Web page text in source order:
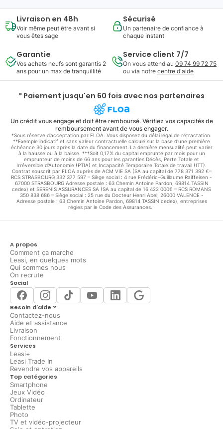
Livraison en 48h
Voir même peut être avant si
vous êtes sage
Sécurisé
Un partenaire de confiance à
chaque instant
Garantie
Vos achats neufs sont garantis 2
ans pour un max de tranquillité
Service client 7/7
On vous attend au 09 74 99 72 75
ou via notre centre d'aide
* Paiement jusqu'en 60 fois avec nos partenaires
Un crédit vous engage et doit être remboursé. Vérifiez vos capacités de
remboursement avant de vous engager.
*Sous réserve d’acceptation par FLOA. Vous disposez du délai légal de rétractation.
**Exemple indicatif et sans valeur contractuelle calculé sur la base d'une première
échéance 30 jours après la date du financement. La dernière mensualité peut varier
à la hausse ou à la baisse. ***Soit 0,17% du capital emprunté par mois pour un
emprunteur de moins de 66 ans pour les garanties Décès, Perte Totale et
Irréversible d'Autonomie (PTIA) et Incapacité Temporaire Totale de travail (ITT).
Contrat souscrit par FLOA auprès de ACM VIE SA (SA au capital de 778 371 392 €–
RCS STRASBOURG 332 377 597 – Siège social : 4 rue Frédéric-Guillaume Raiffeisen -
67000 STRASBOURG Adresse postale : 63 Chemin Antoine Pardon, 69814 TASSIN
cedex) et SERENIS ASSURANCES SA (SA au capital de 16 422 000€ – RCS ROMANS
350 838 686 – Siège social : 25 rue du Docteur Henri Abel, 26000 VALENCE -
Adresse postale : 63 Chemin Antoine Pardon, 69814 TASSIN cedex), entreprises
régies par le Code des Assurances.
A propos
Comment ça marche
Leasi, en quelques mots
Qui sommes nous
On recrute
Social
Besoin d'aide ?
Contactez-nous
Aide et assistance
Livraison
Fonctionnement
Services
Leasi+
Leasi Trade In
Revendre vos appareils
Top catégories
Smartphone
Jeux Vidéo
Ordinateur
Tablette
Photo
TV et vidéo-projecteur